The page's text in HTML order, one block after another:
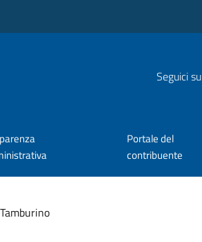
Seguici su
Portale del
contribuente